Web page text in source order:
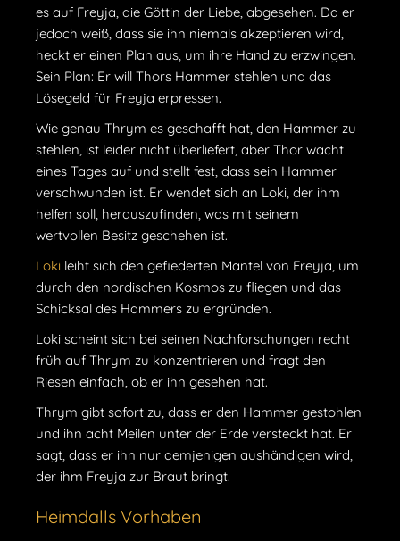
es auf Freyja, die Göttin der Liebe, abgesehen. Da er
jedoch weiß, dass sie ihn niemals akzeptieren wird,
heckt er einen Plan aus, um ihre Hand zu erzwingen.
Sein Plan: Er will Thors Hammer stehlen und das
Lösegeld für Freyja erpressen.
Wie genau Thrym es geschafft hat, den Hammer zu
stehlen, ist leider nicht überliefert, aber Thor wacht
eines Tages auf und stellt fest, dass sein Hammer
verschwunden ist. Er wendet sich an Loki, der ihm
helfen soll, herauszufinden, was mit seinem
wertvollen Besitz geschehen ist.
Loki leiht sich den gefiederten Mantel von Freyja, um
durch den nordischen Kosmos zu fliegen und das
Schicksal des Hammers zu ergründen.
Loki scheint sich bei seinen Nachforschungen recht
früh auf Thrym zu konzentrieren und fragt den
Riesen einfach, ob er ihn gesehen hat.
Thrym gibt sofort zu, dass er den Hammer gestohlen
und ihn acht Meilen unter der Erde versteckt hat. Er
sagt, dass er ihn nur demjenigen aushändigen wird,
der ihm Freyja zur Braut bringt.
Heimdalls Vorhaben